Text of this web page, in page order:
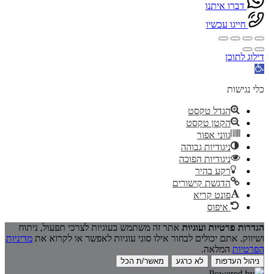
דברו איתנו
חייגו עכשיו
דילוג לתוכן
פתח
נגישות
כלי נגישות
הגדל טקסט
הקטן טקסט
גווני אפור
ניגודיות גבוהה
ניגודיות הפוכה
רקע בהיר
הדגשת קישורים
פונט קריא
איפוס
הגדרות פרטיות ועוגיות אתר זה משתמש בעוגיות לצרכי תפעול, ניתוח
ושיווק. אתם יכולים לבחור אילו סוגי עוגיות לאפשר או לקרוא את מדיניות
הפרטיות המלאה.
ניהול העדפות לא כרגע מאשר/ת הכל